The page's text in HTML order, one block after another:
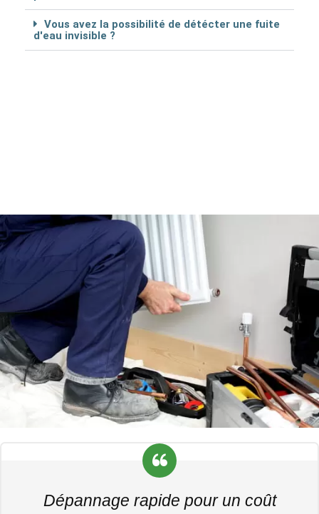
Vous avez la possibilité de détécter une fuite
d'eau invisible ?
Dépannage rapide pour un coût